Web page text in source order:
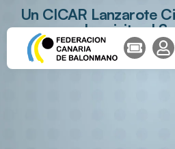
Un CICAR Lanzarote
en cuadro visita al